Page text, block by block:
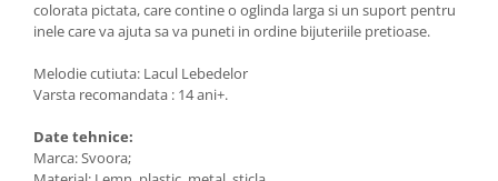
colorata pictata, care contine o oglinda larga si un suport pentru
inele care va ajuta sa va puneti in ordine bijuteriile pretioase.
Melodie cutiuta: Lacul Lebedelor
Varsta recomandata : 14 ani+.
Date tehnice:
Marca: Svoora;